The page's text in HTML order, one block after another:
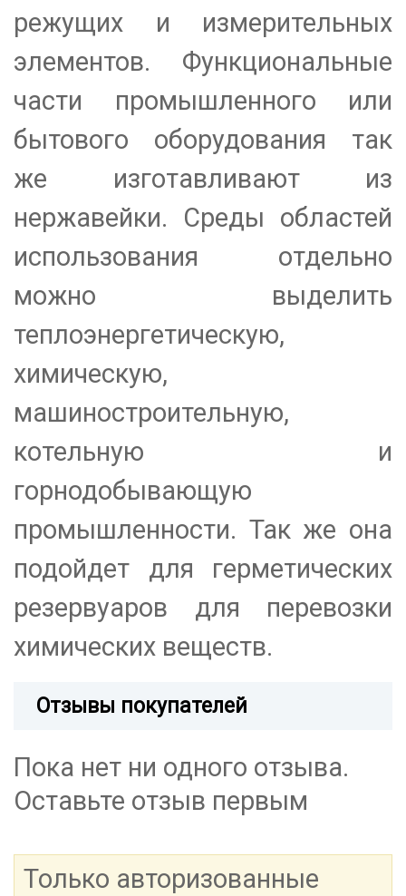
режущих и измерительных
элементов. Функциональные
части промышленного или
бытового оборудования так
же изготавливают из
нержавейки. Среды областей
использования отдельно
можно выделить
теплоэнергетическую,
химическую,
машиностроительную,
котельную и
горнодобывающую
промышленности. Так же она
подойдет для герметических
резервуаров для перевозки
химических веществ.
Отзывы покупателей
Пока нет ни одного отзыва.
Оставьте отзыв первым
Только авторизованные